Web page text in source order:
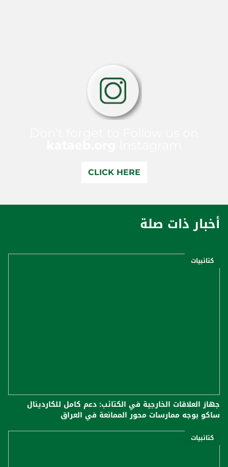
CLICK HERE
أخبار ذات صلة
كتائبيات
جهاز العلاقات الخارجية في الكتائب: دعم كامل للكاردينال
ساكو بوجه ممارسات محور الممانعة في العراق
كتائبيات